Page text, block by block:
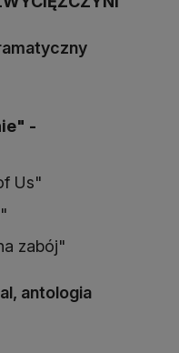
-
Us"
zabój"
antologia